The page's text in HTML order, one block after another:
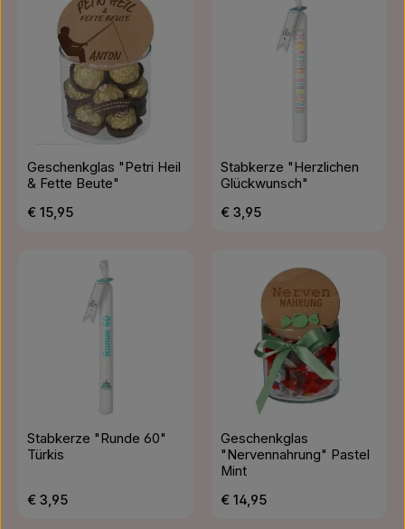
Geschenkglas "Petri Heil
& Fette Beute"
Regulärer Preis:
€ 15,95
Stabkerze "Herzlichen
Glückwunsch"
Regulärer Preis:
€ 3,95
Stabkerze "Runde 60"
Türkis
Regulärer Preis:
€ 3,95
Geschenkglas
"Nervennahrung" Pastel
Mint
Regulärer Preis:
€ 14,95